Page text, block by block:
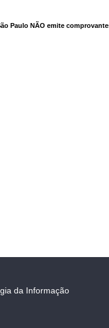
Paulo NÃO emite
da Informação